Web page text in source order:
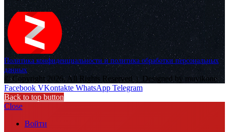
Политика конфиденциальности и политика обработки персональных
данных
© Copyright 2026, All Rights Reserved | Designed by muvikone
Facebook VKontakte WhatsApp Telegram
Back to top button
Close
Войти